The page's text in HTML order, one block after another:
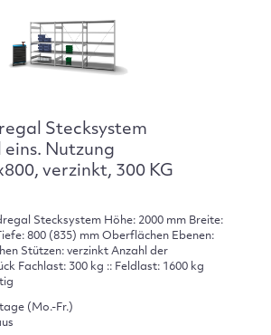
Stecksystem
Nutzung
verzinkt, 300 KG
Stecksystem Höhe: 2000 mm Breite:
800 (835) mm Oberflächen Ebenen:
Stützen: verzinkt Anzahl der
Fachlast: 300 kg :: Feldlast: 1600 kg
(Mo.-Fr.)